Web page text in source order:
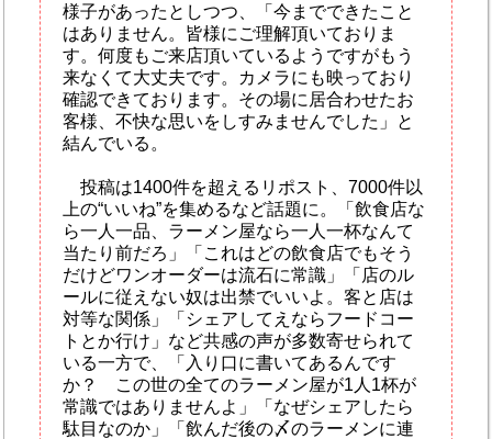
様子があったとしつつ、「今までできたこと
はありません。皆様にご理解頂いておりま
す。何度もご来店頂いているようですがもう
来なくて大丈夫です。カメラにも映っており
確認できております。その場に居合わせたお
客様、不快な思いをしすみませんでした」と
結んでいる。
投稿は1400件を超えるリポスト、7000件以
上の“いいね”を集めるなど話題に。「飲食店な
ら一人一品、ラーメン屋なら一人一杯なんて
当たり前だろ」「これはどの飲食店でもそう
だけどワンオーダーは流石に常識」「店のル
ールに従えない奴は出禁でいいよ。客と店は
対等な関係」「シェアしてえならフードコー
トとか行け」など共感の声が多数寄せられて
いる一方で、「入り口に書いてあるんです
か？ この世の全てのラーメン屋が1人1杯が
常識ではありませんよ」「なぜシェアしたら
駄目なのか」「飲んだ後の〆のラーメンに連